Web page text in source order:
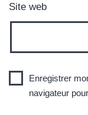
Site web
Enregistrer
navigateur